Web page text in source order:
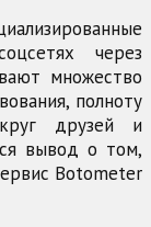
через
множество
полноту
круг друзей и
вывод о том,
Botometer